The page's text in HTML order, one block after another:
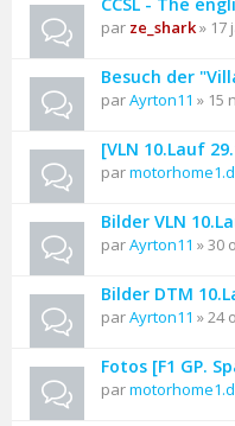
par ze_shark» 17
Besuch der
parAyrton11 » 15
[VLN 10.Lauf
par
Bilder VLN
parAyrton11 » 30
Bilder DTM
parAyrton11 » 24
Fotos [F1 GP.
par